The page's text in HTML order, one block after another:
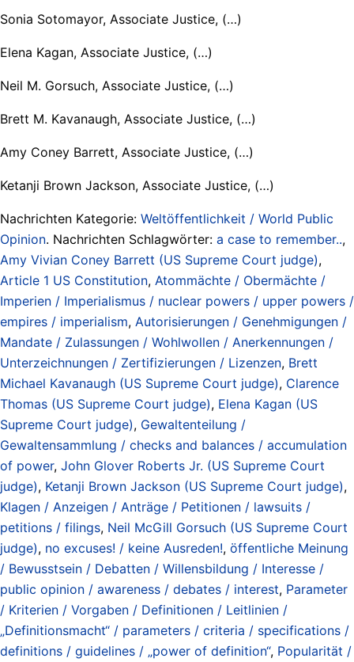
Sonia Sotomayor, Associate Justice, (…)
Elena Kagan, Associate Justice, (…)
Neil M. Gorsuch, Associate Justice, (…)
Brett M. Kavanaugh, Associate Justice, (…)
Amy Coney Barrett, Associate Justice, (…)
Ketanji Brown Jackson, Associate Justice, (…)
Nachrichten Kategorie: Weltöffentlichkeit / World Public
Opinion. Nachrichten Schlagwörter: a case to remember..,
Amy Vivian Coney Barrett (US Supreme Court judge),
Article 1 US Constitution, Atommächte / Obermächte /
Imperien / Imperialismus / nuclear powers / upper powers /
empires / imperialism, Autorisierungen / Genehmigungen /
Mandate / Zulassungen / Wohlwollen / Anerkennungen /
Unterzeichnungen / Zertifizierungen / Lizenzen, Brett
Michael Kavanaugh (US Supreme Court judge), Clarence
Thomas (US Supreme Court judge), Elena Kagan (US
Supreme Court judge), Gewaltenteilung /
Gewaltensammlung / checks and balances / accumulation
of power, John Glover Roberts Jr. (US Supreme Court
judge), Ketanji Brown Jackson (US Supreme Court judge),
Klagen / Anzeigen / Anträge / Petitionen / lawsuits /
petitions / filings, Neil McGill Gorsuch (US Supreme Court
judge), no excuses! / keine Ausreden!, öffentliche Meinung
/ Bewusstsein / Debatten / Willensbildung / Interesse /
public opinion / awareness / debates / interest, Parameter
/ Kriterien / Vorgaben / Definitionen / Leitlinien /
„Definitionsmacht“ / parameters / criteria / specifications /
definitions / guidelines / „power of definition“, Popularität /